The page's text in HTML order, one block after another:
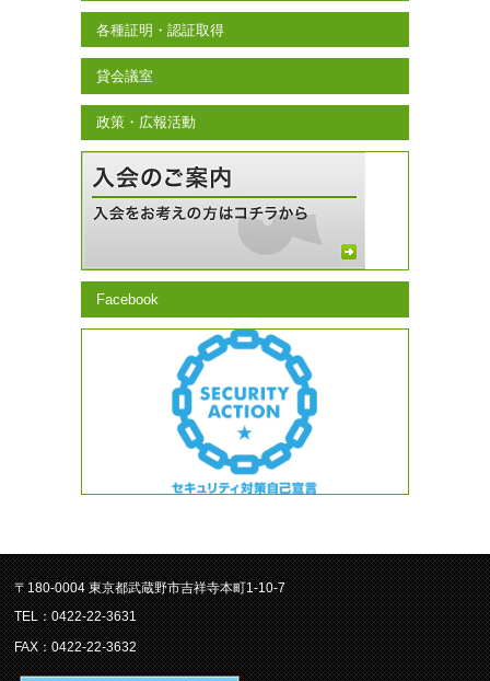
各種証明・認証取得
貸会議室
政策・広報活動
Facebook
〒180-0004 東京都武蔵野市吉祥寺本町1-10-7
TEL：0422-22-3631
FAX：0422-22-3632